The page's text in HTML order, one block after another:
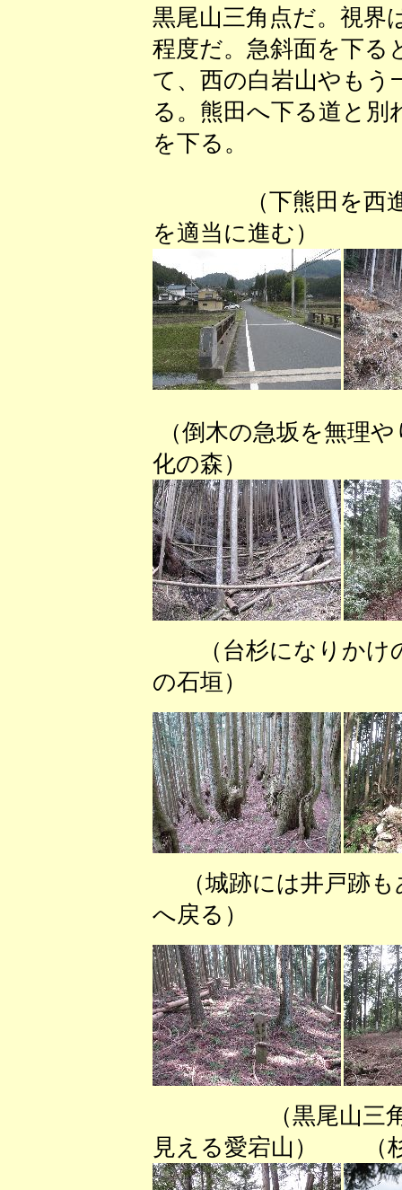
黒尾山三角点だ。視界
程度だ。急斜面を下る
て、西の白岩山やもう
る。熊田へ下る道と
を下る。
（下熊田を西進
を適当に進む） （
（倒木の急坂を無理
化の森） （城
（台杉になりか
の石垣） （城
（城跡には井戸
へ戻る） （
（黒尾山三角
見える愛宕山） （杉